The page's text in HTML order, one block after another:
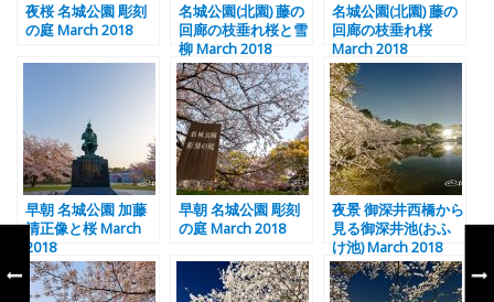
夜桜 名城公園 彫刻
の庭 March 2018
名城公園(北園) 藤の
回廊の枝垂れ桜と雪
柳 March 2018
名城公園(北園) 藤の
回廊の枝垂れ桜
March 2018
早朝 名城公園 加藤
清正像と桜 March
2018
早朝 名城公園 彫刻
の庭 March 2018
夜景 御深井西橋から
見る御深井池(おふ
け池) March 2018